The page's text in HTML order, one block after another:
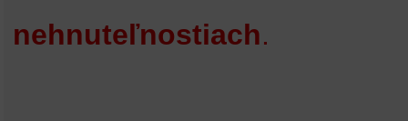
nehnuteľnostiach.